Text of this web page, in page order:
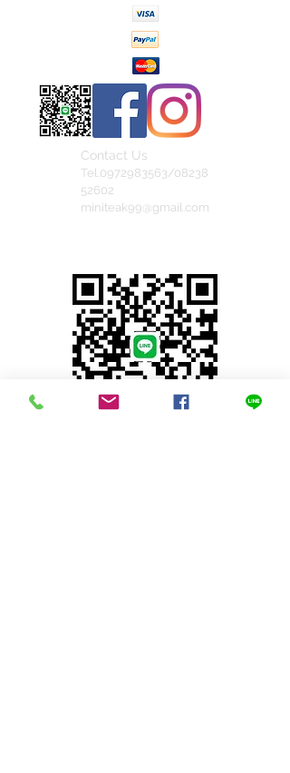
Contact Us
Tel.0972983563/08238
52602
miniteak99@gmail.com